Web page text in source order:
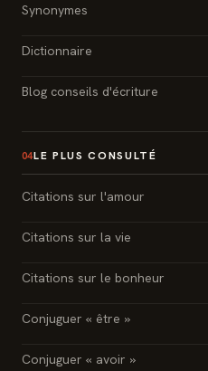
Synonymes
Dictionnaire
Blog conseils d'écriture
04LE PLUS CONSULTÉ
Citations sur l'amour
Citations sur la vie
Citations sur le bonheur
Conjuguer « être »
Conjuguer « avoir »